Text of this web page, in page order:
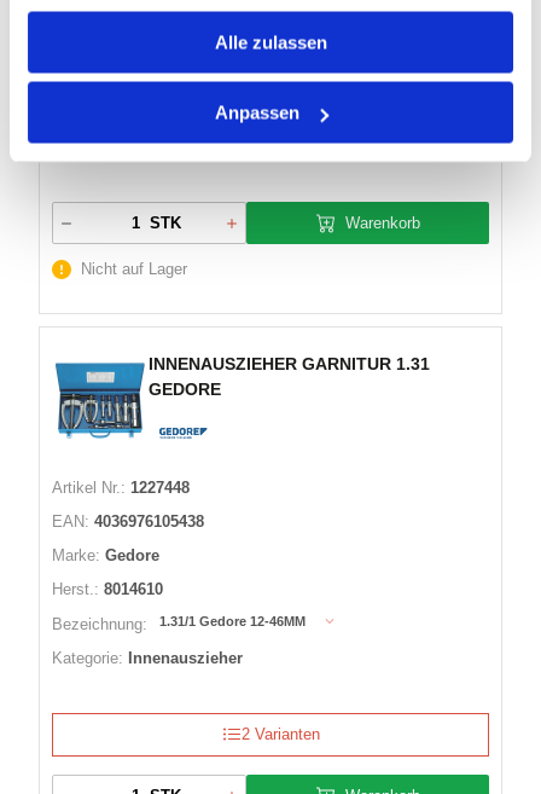
gesammelt haben.
Alle zulassen
Anpassen
EAN: 4036976112443
Herst.: 1638629
1.34/10 Gedore
Kategorie: Innenauszieher
STK Warenkorb
Nicht auf Lager
INNENAUSZIEHER GARNITUR 1.31
GEDORE
Artikel Nr.: 1227448
EAN: 4036976105438
Marke: Gedore
Herst.: 8014610
Bezeichnung:
1.31/1 Gedore 12-46MM
Kategorie: Innenauszieher
2 Varianten